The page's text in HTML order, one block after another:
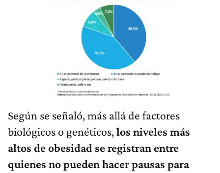
Según se señaló, más allá de factores
biológicos o genéticos,los niveles más
altos de obesidad se registran entre
quienes no pueden hacer pausas para